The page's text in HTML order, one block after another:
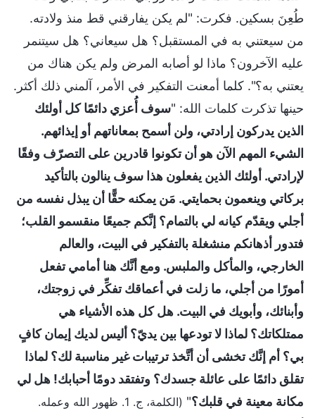
طُعِنَ بسكين. فكرت: "لم يكن يفارقني قط منذ ولادته.
من سيعتني به في المستقبل؟ هل سيعاني؟ هل سيتنمر
عليه الآخرون؟ ماذا لو أصابه المرض ولم يكن هناك من
يعتني به؟". كلما أمعنت التفكير في الأمر، آلمني ذلك أكثر.
حينها تذكرت كلمات الله: "سوف أُعزي دائمًا كل أولئك
الذين يدركون إرادتي، ولن أسمح بمعاناتهم أو إيذائهم.
الشيء المهم الآن هو أن تكونوا قادرين على التصرّف وفقًا
لإرادتي. أولئك الذين يفعلون هذا سوف ينالون بالتأكيد
بركاتي وينعمون بحمايتي. مَن يمكنه حقًّا أن يبذل نفسه من
أجلي ويقدّم كيانه لي بالتمام؟ إنَّكم جميعًا منقسمو القلب؛
فتدور أذهانكم منشغلة بالتفكير في البيت، والعالم
الخارجي، والمأكل والملبس. ومع أنَّك هنا أمامي تفعل
أمورًا من أجلي، ما زلت في أعماقك تفكِّر في زوجتك،
وأبنائك، وأبويك في البيت. هل كل هذه الأشياء هي
ممتلكاتك؟ لماذا لا تودعها بين يديّ؟ أليس لديك إيمان كافٍ
بي؟ أم إنَّك تخشى أن أتَّخذ ترتيبات غير مناسبة لك؟ لماذا
تقلق دائمًا على عائلة جسدك؟ وتفتقد دومًا أحبابك! هل لي
مكانة معينة في قلبك؟"
(الكلمة، ج. 1. ظهور الله وعمله.